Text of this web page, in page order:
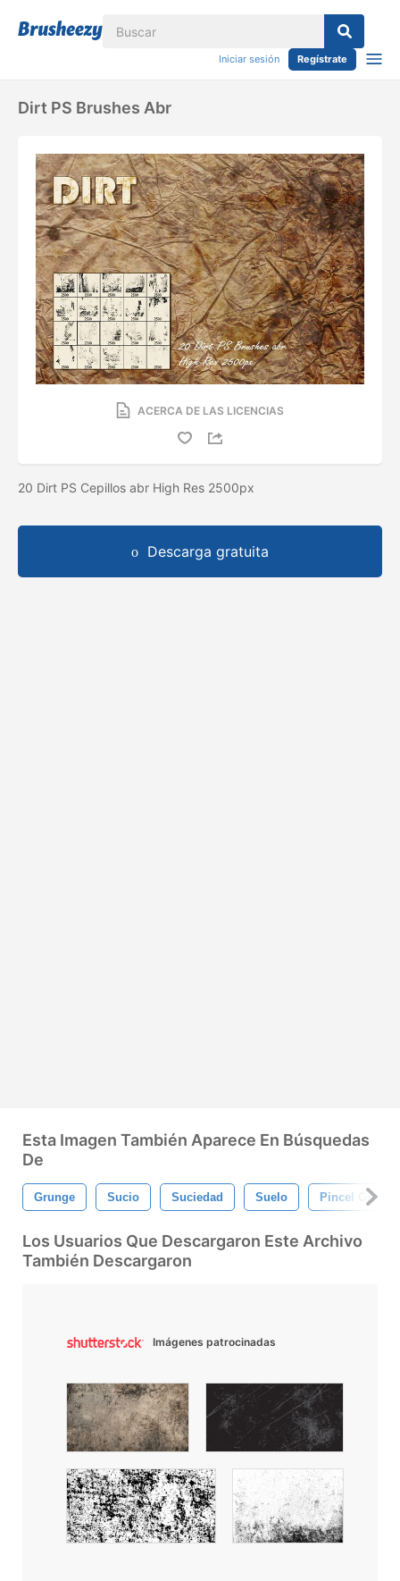
Iniciar sesión Regístrate
Dirt PS Brushes Abr
ACERCA DE LAS LICENCIAS
20 Dirt PS Cepillos abr High Res 2500px
Descarga gratuita
Esta Imagen También Aparece En Búsquedas
De
Grunge Sucio Suciedad Suelo Pincel Grunge
Los Usuarios Que Descargaron Este Archivo
También Descargaron
Imágenes patrocinadas